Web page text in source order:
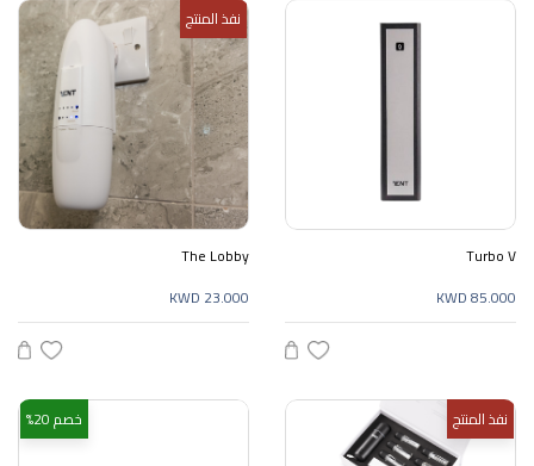
Turbo V
KWD 85.000
نفذ المنتج
The Lobby
KWD 23.000
نفذ المنتج خصم 20%